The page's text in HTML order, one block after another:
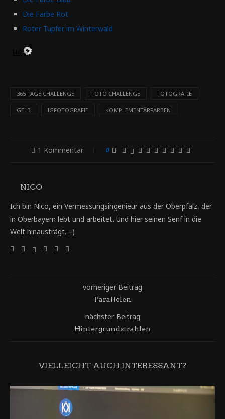
Die Farbe Rot
Roter Tupfer im Winterwald
365 TAGE CHALLENGE FOTO CHALLENGE FOTOGRAFIE
GELB IGFOTOGRAFIE KOMPLEMENTÄRFARBEN
1 Kommentar 0
NICO
Ich bin Nico, ein Vermessungsingenieur aus der Oberpfalz, der
in Oberbayern lebt und arbeitet. Und hier seinen Senf in die
Welt hinausträgt. :-)
vorheriger Beitrag
Parallelen
nächster Beitrag
Hintergrundstrahlen
VIELLEICHT AUCH INTERESSANT?